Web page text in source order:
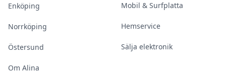
Enköping
Norrköping
Östersund
Om Alina
Mobil & Surfplatta
Hemservice
Sälja elektronik